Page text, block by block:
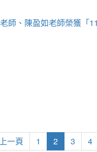
師、陳盈如老師榮獲「
上一頁 1 2 3 4